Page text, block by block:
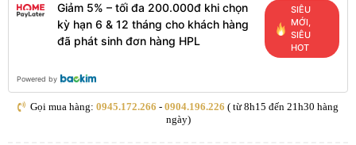
Giảm 5% – tối đa 200.000đ khi chọn
kỳ hạn 6 & 12 tháng cho khách hàng
đã phát sinh đơn hàng HPL
SIÊU
MỚI,
SIÊU
HOT
Powered by
Gọi mua hàng: 0945.172.266 - 0904.196.226 ( từ 8h15 đến 21h30 hàng
ngày)